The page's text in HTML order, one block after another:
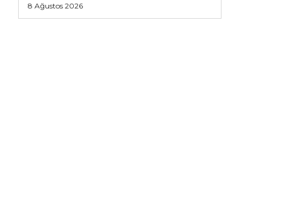
8 Ağustos 2026